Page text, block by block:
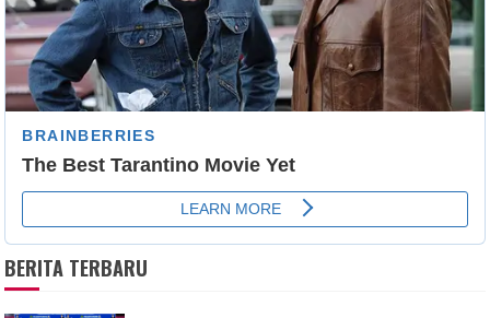
BERITA TERBARU